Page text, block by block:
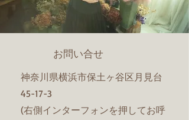
お問い合せ
神奈川県横浜市保土ヶ谷区月見台
45-17-3
(右側インターフォンを押してお呼